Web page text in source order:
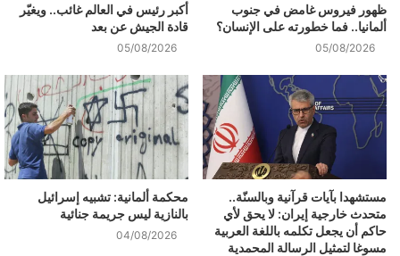
ظهور فيروس غامض في جنوب
ألمانيا.. فما خطورته على الإنسان؟
05/08/2026
أكبر رئيس في العالم غائب.. ويغيّر
قادة الجيش عن بعد
05/08/2026
مستشهدا بآيات قرآنية وبالسنّة..
متحدث خارجية إيران: لا يحق لأي
حاكم أن يجعل تكلمه باللغة العربية
مسوغا لتمثيل الرسالة المحمدية
محكمة ألمانية: تشبيه إسرائيل
بالنازية ليس جريمة جنائية
04/08/2026